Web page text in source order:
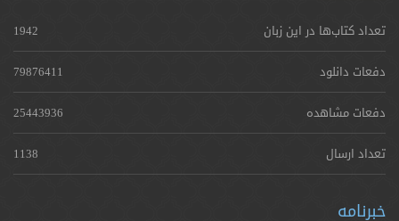
تعداد کتاب‌ها در این زبان
1942
دفعات دانلود
79876411
دفعات مشاهده
25443936
تعداد ارسال
1138
خبرنامه